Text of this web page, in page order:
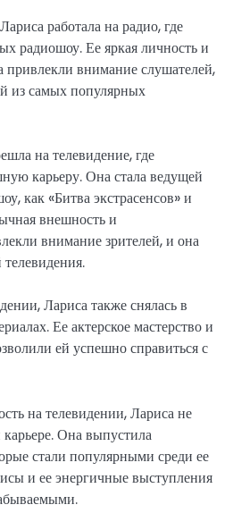
работала на радио, где
радиошоу. Ее яркая личность и
привлекли внимание слушателей,
из самых популярных
на телевидение, где
карьеру. Она стала ведущей
как «Битва экстрасенсов» и
внешность и
внимание зрителей, и она
телевидения.
Лариса также снялась в
Ее актерское мастерство и
ей успешно справиться с
на телевидении, Лариса не
Она выпустила
стали популярными среди ее
и ее энергичные выступления